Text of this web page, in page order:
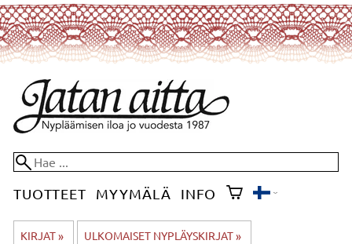
TUOTTEET MYYMÄLÄ INFO
KIRJAT‪» ULKOMAISET NYPLÄYSKIRJAT‪»